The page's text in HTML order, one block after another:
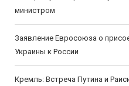
министром
Заявление Евросоюза о
Украины к России
Кремль: Встреча Путина и